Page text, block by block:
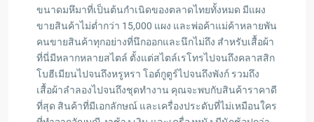
ขนาดมหึมาที่เป็นต้นกำเนิดของตลาดไทยทั้งหมด มีแผง
ขายสินค้าไม่ต่ำกว่า 15,000 แผง และพ่อค้าแม่ค้าหลายพัน
คนขายสินค้าทุกอย่างที่นึกออกและนึกไม่ถึง สำหรับเสื้อผ้า
ที่นี่มีหลากหลายสไตล์ ตั้งแต่สไตล์เรโทรไปจนถึงคลาสสิก
โบฮีเมียนไปจนถึงหรูหรา โอต์กูตูร์ไปจนถึงพังก์ รวมถึง
เสื้อผ้าลำลองไปจนถึงชุดทำงาน คุณจะพบกับสินค้าราคาดี
ที่สุด สินค้าที่มีเอกลักษณ์ และเครื่องประดับที่ไม่เหมือนใคร